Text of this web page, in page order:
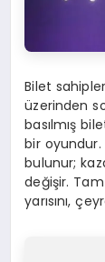
Bilet
üzerinden
basılmış
bir
bulunur;
değişir.
yarısını,